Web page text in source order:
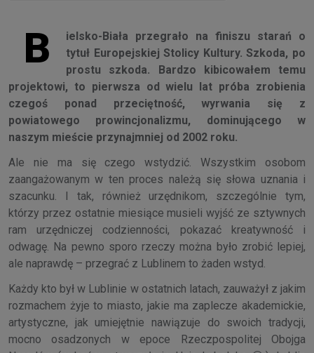
B
ielsko-Biała przegrało na finiszu starań o
tytuł Europejskiej Stolicy Kultury. Szkoda, po
prostu szkoda. Bardzo kibicowałem temu
projektowi, to pierwsza od wielu lat próba zrobienia
czegoś ponad przeciętność, wyrwania się z
powiatowego prowincjonalizmu, dominującego w
naszym mieście przynajmniej od 2002 roku.
Ale nie ma się czego wstydzić. Wszystkim osobom
zaangażowanym w ten proces należą się słowa uznania i
szacunku. I tak, również urzędnikom, szczególnie tym,
którzy przez ostatnie miesiące musieli wyjść ze sztywnych
ram urzędniczej codzienności, pokazać kreatywność i
odwagę. Na pewno sporo rzeczy można było zrobić lepiej,
ale naprawdę – przegrać z Lublinem to żaden wstyd.
Każdy kto był w Lublinie w ostatnich latach, zauważył z jakim
rozmachem żyje to miasto, jakie ma zaplecze akademickie,
artystyczne, jak umiejętnie nawiązuje do swoich tradycji,
mocno osadzonych w epoce Rzeczpospolitej Obojga